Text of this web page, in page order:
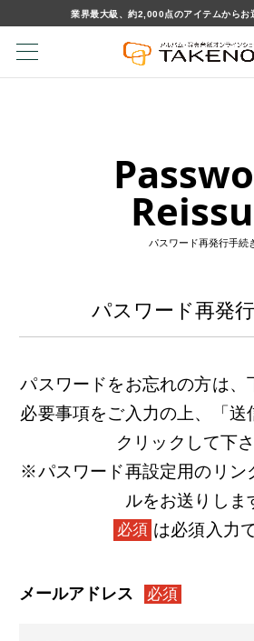
業界最大級、約2,000点のアイテムからお
パスワード再発行手続
パスワード再発
パスワードをお忘れの方は、
必要事項をご入力の上、「送
クリックして下さ
※パスワード再設定用のリン
ルをお送りしま
必須 は必須入力
メールアドレス 必須